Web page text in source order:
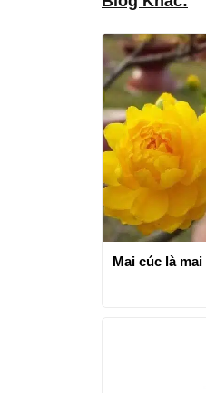
Mai cúc là